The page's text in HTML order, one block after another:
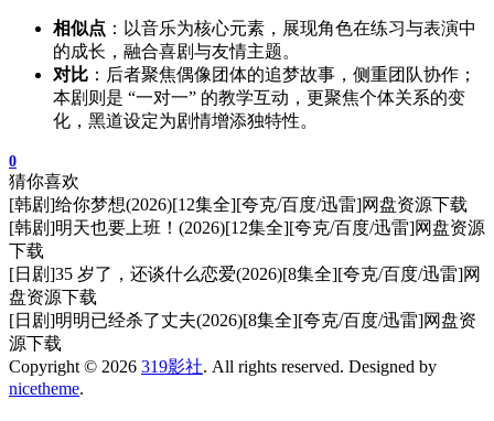
相似点 ：以音乐为核心元素，展现角色在练习与表演中
的成长，融合喜剧与友情主题。
对比 ：后者聚焦偶像团体的追梦故事，侧重团队协作；
本剧则是 “一对一” 的教学互动，更聚焦个体关系的变
化，黑道设定为剧情增添独特性。
0
猜你喜欢
[韩剧]给你梦想(2026)[12集全][夸克/百度/迅雷]网盘资源下载
[韩剧]明天也要上班！(2026)[12集全][夸克/百度/迅雷]网盘资源
下载
[日剧]35 岁了，还谈什么恋爱(2026)[8集全][夸克/百度/迅雷]网
盘资源下载
[日剧]明明已经杀了丈夫(2026)[8集全][夸克/百度/迅雷]网盘资
源下载
Copyright © 2026 319影社. All rights reserved. Designed by
nicetheme.